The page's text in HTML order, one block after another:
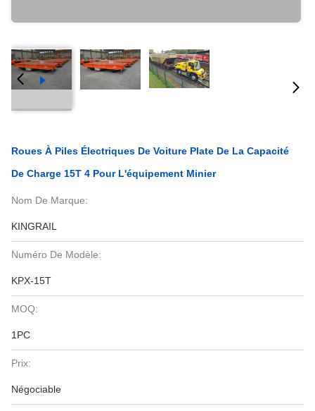
Roues À Piles Électriques De Voiture Plate De La Capacité
De Charge 15T 4 Pour L'équipement Minier
Nom De Marque:
KINGRAIL
Numéro De Modèle:
KPX-15T
MOQ:
1PC
Prix:
Négociable